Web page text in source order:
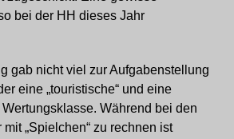
bei der HH dieses Jahr
gab nicht viel zur Aufgabenstellung
eine „touristische“ und eine
Wertungsklasse. Während bei den
„Spielchen“ zu rechnen ist